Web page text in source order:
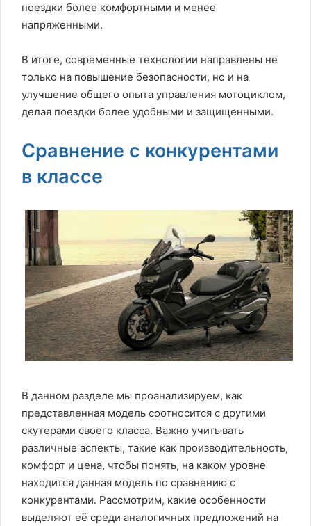
поездки более комфортными и менее
напряженными.
В итоге, современные технологии направлены не
только на повышение безопасности, но и на
улучшение общего опыта управления мотоциклом,
делая поездки более удобными и защищенными.
Сравнение с конкурентами
в классе
В данном разделе мы проанализируем, как
представленная модель соотносится с другими
скутерами своего класса. Важно учитывать
различные аспекты, такие как производительность,
комфорт и цена, чтобы понять, на каком уровне
находится данная модель по сравнению с
конкурентами. Рассмотрим, какие особенности
выделяют её среди аналогичных предложений на